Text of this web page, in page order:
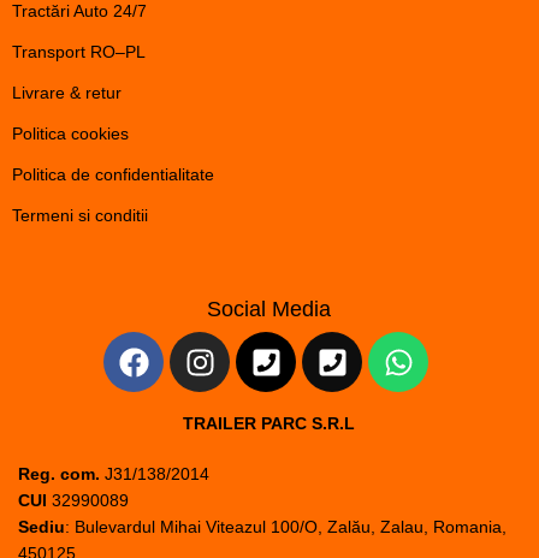
Tractări Auto 24/7
Transport RO–PL
Livrare & retur
Politica cookies
Politica de confidentialitate
Termeni si conditii
Social Media
TRAILER PARC S.R.L
Reg. com. J31/138/2014
CUI 32990089
Sediu: Bulevardul Mihai Viteazul 100/O, Zalău, Zalau, Romania,
450125